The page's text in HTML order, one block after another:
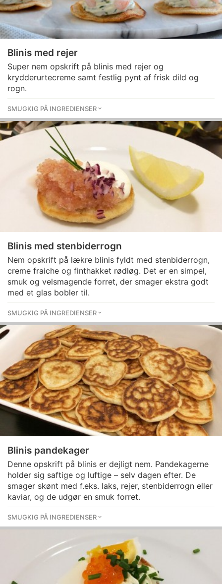
Blinis med rejer
Super nem opskrift på blinis med rejer og
krydderurtecreme samt festlig pynt af frisk dild og
rogn.
SMUGKIG PÅ INGREDIENSER
Blinis med stenbiderrogn
Nem opskrift på lækre blinis fyldt med stenbiderrogn,
creme fraiche og finthakket rødløg. Det er en simpel,
smuk og velsmagende forret, der smager ekstra godt
med et glas bobler til.
SMUGKIG PÅ INGREDIENSER
Blinis pandekager
Denne opskrift på blinis er dejligt nem. Pandekagerne
holder sig saftige og luftige – selv dagen efter. De
smager skønt med f.eks. laks, rejer, stenbiderrogn eller
kaviar, og de udgør en smuk forret.
SMUGKIG PÅ INGREDIENSER